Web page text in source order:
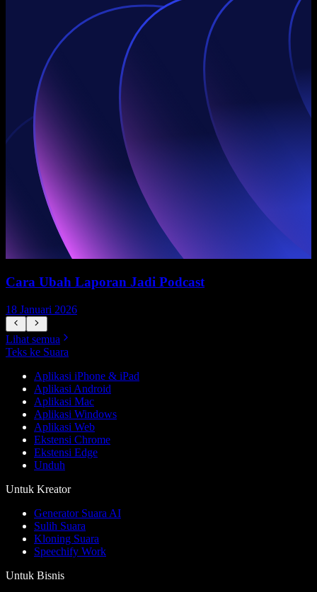
Cara Ubah Laporan Jadi Podcast
18 Januari 2026
Lihat semua
Teks ke Suara
Aplikasi iPhone & iPad
Aplikasi Android
Aplikasi Mac
Aplikasi Windows
Aplikasi Web
Ekstensi Chrome
Ekstensi Edge
Unduh
Untuk Kreator
Generator Suara AI
Sulih Suara
Kloning Suara
Speechify Work
Untuk Bisnis